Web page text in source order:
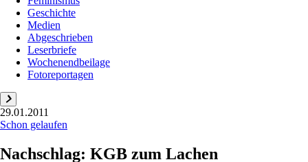
Geschichte
Medien
Abgeschrieben
Leserbriefe
Wochenendbeilage
Fotoreportagen
29.01.2011
Schon gelaufen
Nachschlag: KGB zum Lachen